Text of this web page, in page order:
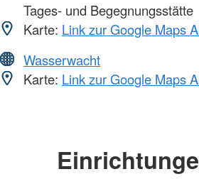
Tages- und Begegnungsstätte
Karte: Link zur Google Maps
Wasserwacht
Karte: Link zur Google Maps